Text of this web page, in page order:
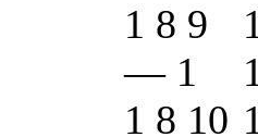
1 8 9
— 1
1 8 10